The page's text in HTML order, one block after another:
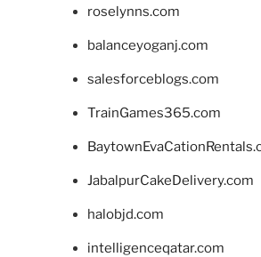
roselynns.com
balanceyoganj.com
salesforceblogs.com
TrainGames365.com
JabalpurCakeDelivery.com
halobjd.com
intelligenceqatar.com